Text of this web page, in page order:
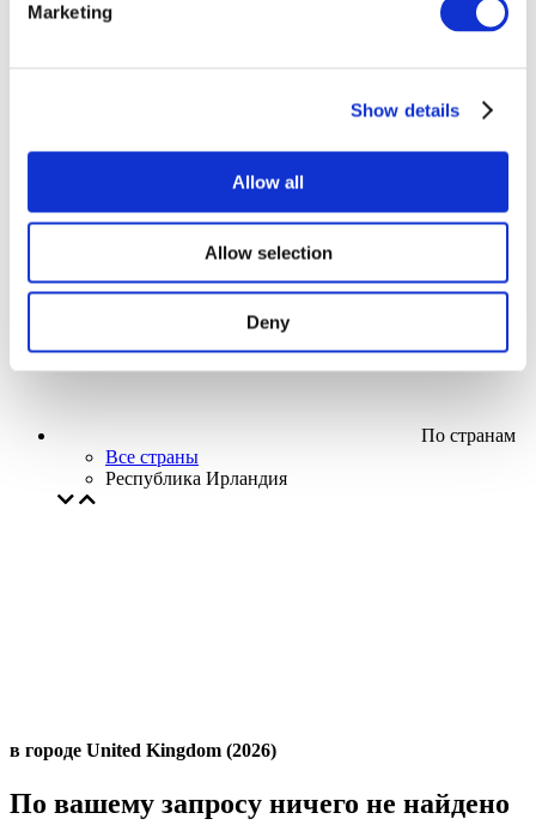
Marketing
Show details
Allow all
Allow selection
Deny
Творческий вечер
Наше спецпредложение
Применить
По странам
Все страны
Республика Ирландия
в городе United Kingdom (2026)
По вашему запросу ничего не найдено